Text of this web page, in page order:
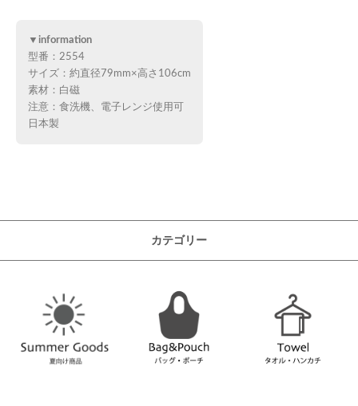
▼information
型番：2554
サイズ：約直径79mm×高さ106cm
素材：白磁
注意：食洗機、電子レンジ使用可
日本製
カテゴリー